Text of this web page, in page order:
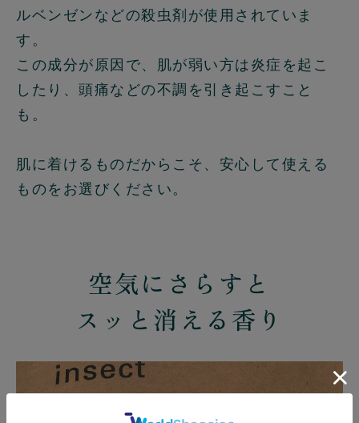
ルベンゼンなどの殺虫剤が使用されていま
す。
この成分が原因で、肌が弱い方は炎症を起こ
したり、頭痛などの不調を引き起こすこと
も。
肌に着けるものだからこそ、安心して使える
ものをお選びください。
空気にさらすと
スッと消える香り